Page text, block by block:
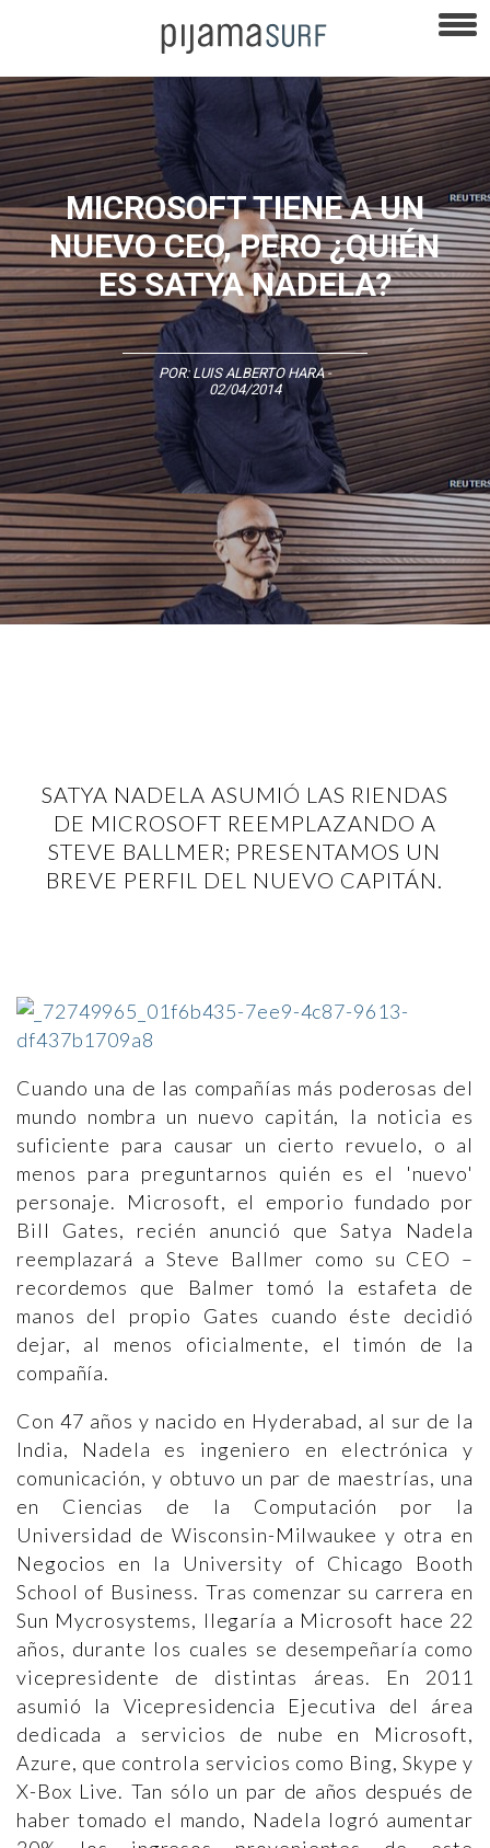
MICROSOFT TIENE A UN
NUEVO CEO, PERO ¿QUIÉN
ES SATYA NADELA?
POR:LUIS ALBERTO HARA-
02/04/2014
SATYA NADELA ASUMIÓ LAS RIENDAS
DE MICROSOFT REEMPLAZANDO A
STEVE BALLMER; PRESENTAMOS UN
BREVE PERFIL DEL NUEVO CAPITÁN.
Cuando una de las compañías más poderosas del
mundo nombra un nuevo capitán, la noticia es
suficiente para causar un cierto revuelo, o al
menos para preguntarnos quién es el 'nuevo'
personaje. Microsoft, el emporio fundado por
Bill Gates, recién anunció que Satya Nadela
reemplazará a Steve Ballmer como su CEO –
recordemos que Balmer tomó la estafeta de
manos del propio Gates cuando éste decidió
dejar, al menos oficialmente, el timón de la
compañía.
Con 47 años y nacido en Hyderabad, al sur de la
India, Nadela es ingeniero en electrónica y
comunicación, y obtuvo un par de maestrías, una
en Ciencias de la Computación por la
Universidad de Wisconsin-Milwaukee y otra en
Negocios en la University of Chicago Booth
School of Business. Tras comenzar su carrera en
Sun Mycrosystems, llegaría a Microsoft hace 22
años, durante los cuales se desempeñaría como
vicepresidente de distintas áreas. En 2011
asumió la Vicepresidencia Ejecutiva del área
dedicada a servicios de nube en Microsoft,
Azure, que controla servicios como Bing, Skype y
X-Box Live. Tan sólo un par de años después de
haber tomado el mando, Nadela logró aumentar